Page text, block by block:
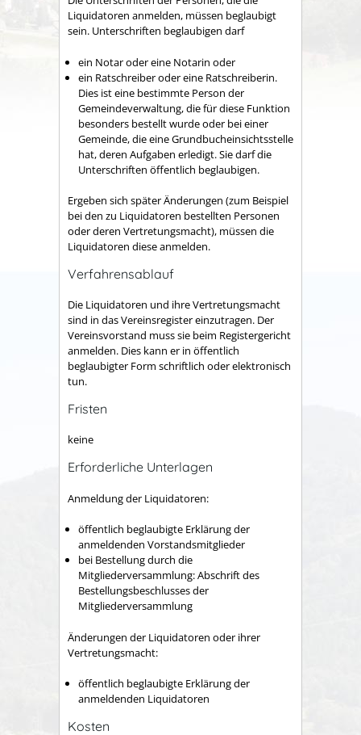
Liquidatoren anmelden, müssen beglaubigt
sein. Unterschriften beglaubigen darf
ein Notar oder eine Notarin oder
ein Ratschreiber oder eine Ratschreiberin.
Dies ist eine bestimmte Person der
Gemeindeverwaltung, die für diese Funktion
besonders bestellt wurde oder bei einer
Gemeinde, die eine Grundbucheinsichtsstelle
hat, deren Aufgaben erledigt. Sie darf die
Unterschriften öffentlich beglaubigen.
Ergeben sich später Änderungen (zum Beispiel
bei den zu Liquidatoren bestellten Personen
oder deren Vertretungsmacht), müssen die
Liquidatoren diese anmelden.
Verfahrensablauf
Die Liquidatoren und ihre Vertretungsmacht
sind in das Vereinsregister einzutragen. Der
Vereinsvorstand muss sie beim Registergericht
anmelden. Dies kann er in öffentlich
beglaubigter Form schriftlich oder elektronisch
tun.
Fristen
keine
Erforderliche Unterlagen
Anmeldung der Liquidatoren:
öffentlich beglaubigte Erklärung der
anmeldenden Vorstandsmitglieder
bei Bestellung durch die
Mitgliederversammlung: Abschrift des
Bestellungsbeschlusses der
Mitgliederversammlung
Änderungen der Liquidatoren oder ihrer
Vertretungsmacht:
öffentlich beglaubigte Erklärung der
anmeldenden Liquidatoren
Kosten